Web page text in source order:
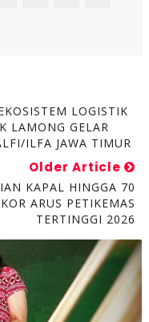
LOGISTIK
LAMONG GELAR
ILFA JAWA TIMUR
Older Article
KAPAL HINGGA 70
ARUS PETIKEMAS
TERTINGGI 2026